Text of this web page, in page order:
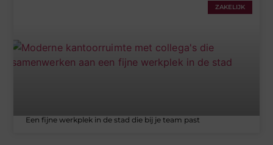
ZAKELIJK
Een fijne werkplek in de stad die bij je team past